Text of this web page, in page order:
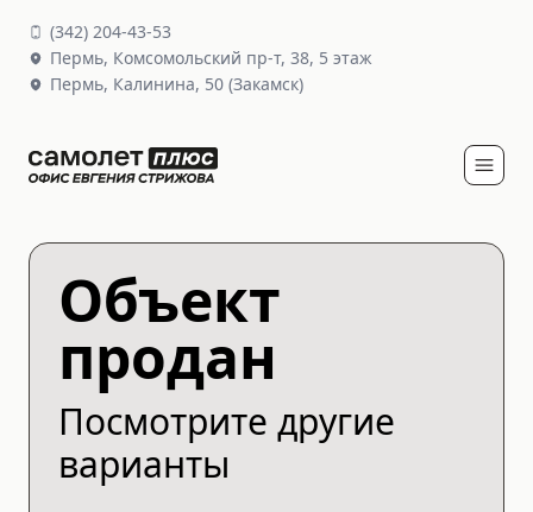
(342) 204-43-53
Пермь, Комсомольский пр-т, 38, 5 этаж
Пермь, Калинина, 50 (Закамск)
Объект
продан
Посмотрите другие
варианты